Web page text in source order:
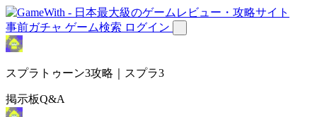
事前ガチャ ゲーム検索 ログイン
スプラトゥーン3攻略｜スプラ3
掲示板Q&A